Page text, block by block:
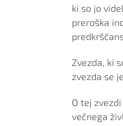
ki so jo
preroška
Zvezda, ki
zvezda se
O tej
večnega